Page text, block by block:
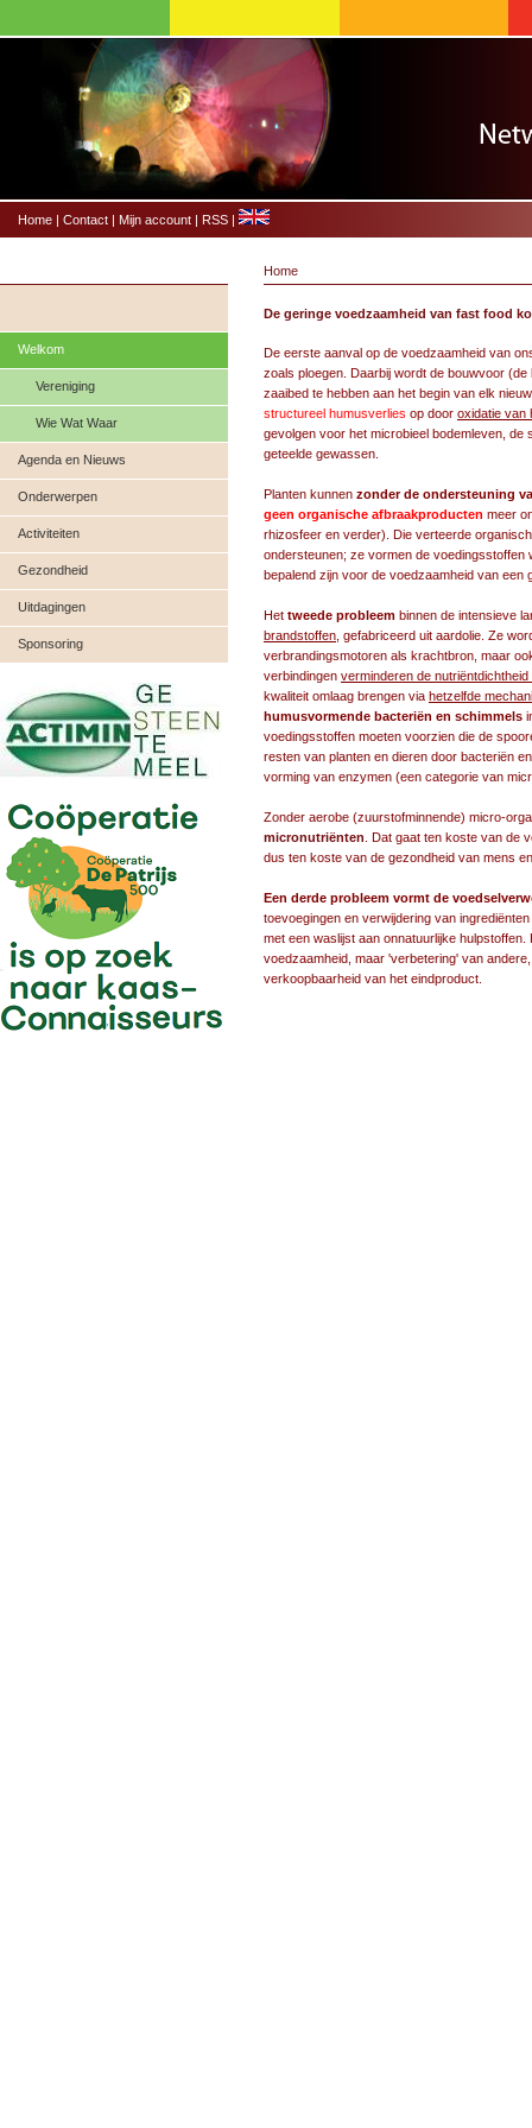
Home | Contact | Mijn account | RSS |
Welkom
Vereniging
Wie Wat Waar
Agenda en Nieuws
Onderwerpen
Activiteiten
Gezondheid
Uitdagingen
Sponsoring
Home
De geringe voedzaamheid van fast food
De eerste aanval op de voedzaamheid van
zoals ploegen. Daarbij wordt de bouwvoor
zaaibed te hebben aan het begin van elk
structureel humusverlies op door oxidatie van
gevolgen voor het microbieel bodemleven,
geteelde gewassen.
Planten kunnen zonder de ondersteuning
geen organische afbraakproducten meer
rhizosfeer en verder). Die verteerde
ondersteunen; ze vormen de voedingsstoffen
bepalend zijn voor de voedzaamheid van een
Het tweede probleem binnen de intensieve
brandstoffen , gefabriceerd uit aardolie. Ze
verbrandingsmotoren als krachtbron, maar
verbindingen verminderen de
kwaliteit omlaag brengen via hetzelfde
humusvormende bacteriën en schimmels
voedingsstoffen moeten voorzien die de
resten van planten en dieren door bacteriën
vorming van enzymen (een categorie van
Zonder aerobe (zuurstofminnende) micro-
micronutriënten . Dat gaat ten koste van de
dus ten koste van de gezondheid van mens
Een derde probleem vormt de
toevoegingen en verwijdering van
met een waslijst aan onnatuurlijke
voedzaamheid, maar 'verbetering' van
verkoopbaarheid van het eindproduct.